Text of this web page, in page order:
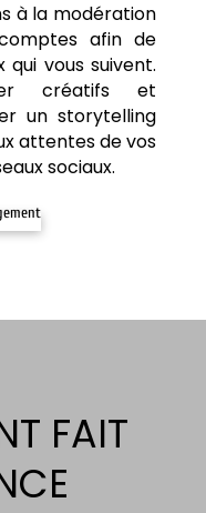
à la modération
afin de
vous suivent.
créatifs et
un storytelling
attentes de vos
sociaux.
FAIT